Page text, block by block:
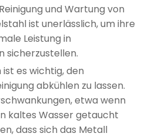
und Wartung von
ist unerlässlich, um ihre
Leistung in
sicherzustellen.
es wichtig, den
abkühlen zu lassen.
etwa wenn
kaltes Wasser getaucht
dass sich das Metall